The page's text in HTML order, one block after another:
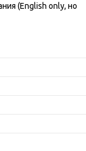
(English only, но